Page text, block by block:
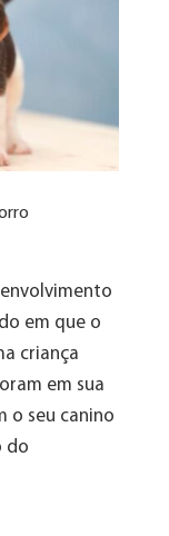
em que o
criança
em sua
o seu canino
do